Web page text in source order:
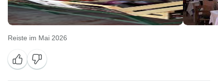
Reiste im Mai 2026